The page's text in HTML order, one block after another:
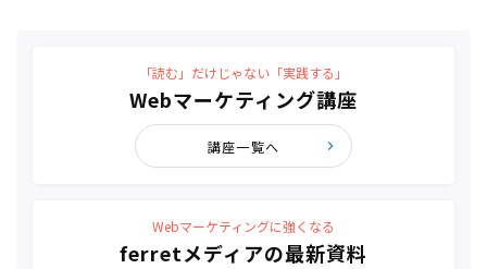
「読む」だけじゃない「実践する」
Webマーケティング講座
講座一覧へ
Webマーケティングに強くなる
ferretメディアの最新資料